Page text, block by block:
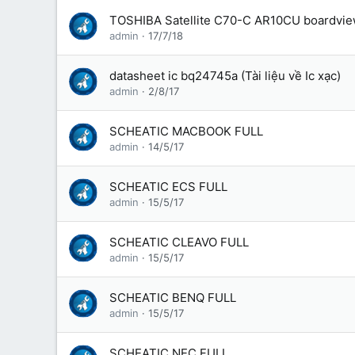
TOSHIBA Satellite C70-C AR10CU
admin 17/7/18
datasheet ic bq24745a (Tài liệu về Ic xạc)
admin 2/8/17
SCHEATIC MACBOOK FULL
admin 14/5/17
SCHEATIC ECS FULL
admin 15/5/17
SCHEATIC CLEAVO FULL
admin 15/5/17
SCHEATIC BENQ FULL
admin 15/5/17